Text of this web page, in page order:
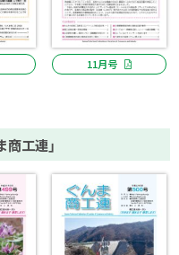
11月号
工連」